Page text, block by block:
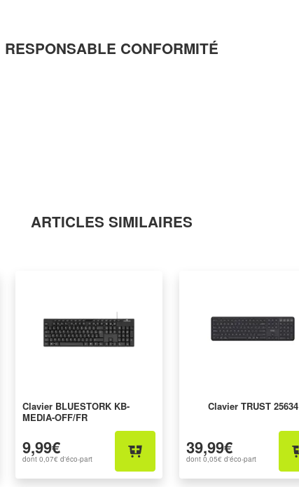
RESPONSABLE CONFORMITÉ
ARTICLES SIMILAIRES
Clavier BLUESTORK KB-
MEDIA-OFF/FR
9,99€
dont 0,07€ d'éco-part
Clavier TRUST 25634
39,99€
dont 0,05€ d'éco-part